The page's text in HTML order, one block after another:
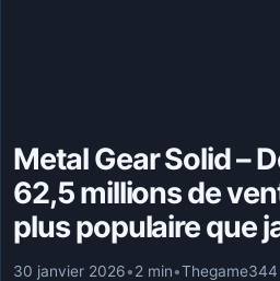
Metal Gear Solid –
62,5 millions de
plus populaire que
30 janvier 2026•2 min•Thegame344